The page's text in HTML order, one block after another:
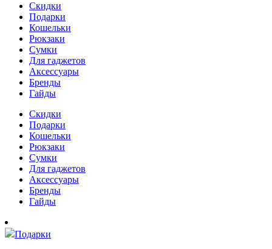
Скидки
Подарки
Кошельки
Рюкзаки
Сумки
Для гаджетов
Аксессуары
Бренды
Гайды
Скидки
Подарки
Кошельки
Рюкзаки
Сумки
Для гаджетов
Аксессуары
Бренды
Гайды
Подарки